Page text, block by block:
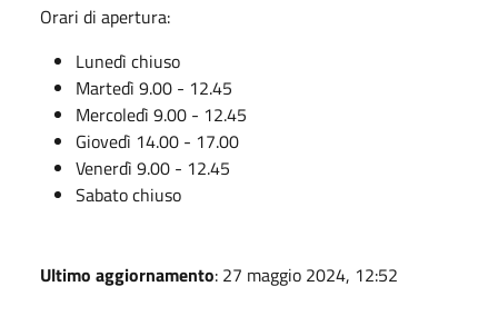
Orari di apertura:
Lunedì chiuso
Martedì 9.00 - 12.45
Mercoledì 9.00 - 12.45
Giovedì 14.00 - 17.00
Venerdì 9.00 - 12.45
Sabato chiuso
Ultimo aggiornamento: 27 maggio 2024, 12:52